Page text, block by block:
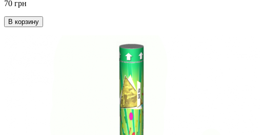
70 грн
В корзину